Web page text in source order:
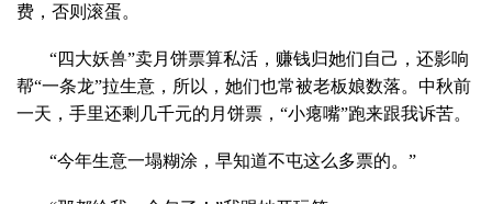
费，否则滚蛋。
“四大妖兽”卖月饼票算私活，赚钱归她们自己，还影响
帮“一条龙”拉生意，所以，她们也常被老板娘数落。中秋前
一天，手里还剩几千元的月饼票，“小瘪嘴”跑来跟我诉苦。
“今年生意一塌糊涂，早知道不屯这么多票的。”